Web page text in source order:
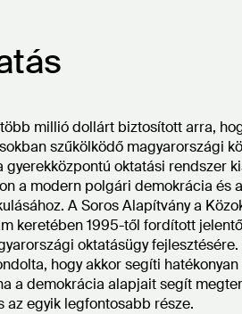
millió dollárt biztosított arra,
szűkölködő magyarországi
gyerekközpontú oktatási rendszer
a modern polgári demokrácia és
A Soros Alapítvány a
keretében 1995-től fordított
oktatásügy fejlesztésére.
hogy akkor segíti hatékonyan
a demokrácia alapjait segít
az egyik legfontosabb része.